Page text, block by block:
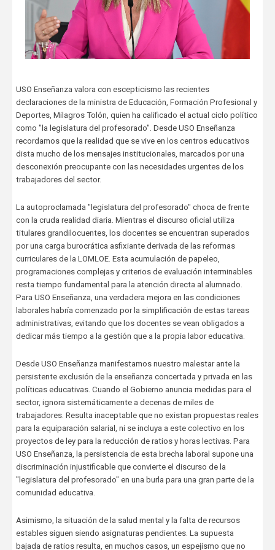
USO Enseñanza valora con escepticismo las recientes
declaraciones de la ministra de Educación, Formación Profesional y
Deportes, Milagros Tolón, quien ha calificado el actual ciclo político
como "la legislatura del profesorado". Desde USO Enseñanza
recordamos que la realidad que se vive en los centros educativos
dista mucho de los mensajes institucionales, marcados por una
desconexión preocupante con las necesidades urgentes de los
trabajadores del sector.
La autoproclamada "legislatura del profesorado" choca de frente
con la cruda realidad diaria. Mientras el discurso oficial utiliza
titulares grandilocuentes, los docentes se encuentran superados
por una carga burocrática asfixiante derivada de las reformas
curriculares de la LOMLOE. Esta acumulación de papeleo,
programaciones complejas y criterios de evaluación interminables
resta tiempo fundamental para la atención directa al alumnado.
Para USO Enseñanza, una verdadera mejora en las condiciones
laborales habría comenzado por la simplificación de estas tareas
administrativas, evitando que los docentes se vean obligados a
dedicar más tiempo a la gestión que a la propia labor educativa.
Desde USO Enseñanza manifestamos nuestro malestar ante la
persistente exclusión de la enseñanza concertada y privada en las
políticas educativas. Cuando el Gobierno anuncia medidas para el
sector, ignora sistemáticamente a decenas de miles de
trabajadores. Resulta inaceptable que no existan propuestas reales
para la equiparación salarial, ni se incluya a este colectivo en los
proyectos de ley para la reducción de ratios y horas lectivas. Para
USO Enseñanza, la persistencia de esta brecha laboral supone una
discriminación injustificable que convierte el discurso de la
"legislatura del profesorado" en una burla para una gran parte de la
comunidad educativa.
Asimismo, la situación de la salud mental y la falta de recursos
estables siguen siendo asignaturas pendientes. La supuesta
bajada de ratios resulta, en muchos casos, un espejismo que no